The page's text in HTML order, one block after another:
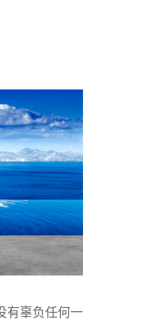
有辜负任何一